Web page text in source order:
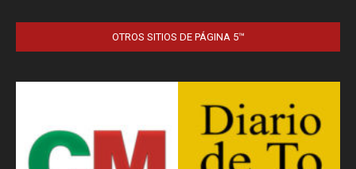
OTROS SITIOS DE PÁGINA 5™